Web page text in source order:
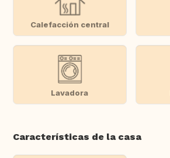
Calefacción central
Lavadora
Características de la casa